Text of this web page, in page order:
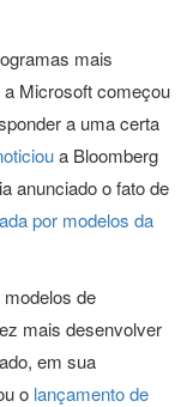
mais
Microsoft começou
a uma certa
a Bloomberg
anunciado o fato de
por modelos da
de
mais desenvolver
em sua
o lançamento de